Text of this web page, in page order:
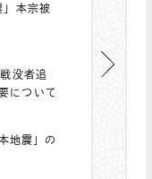
」本宗被
没者追
について
地震」の